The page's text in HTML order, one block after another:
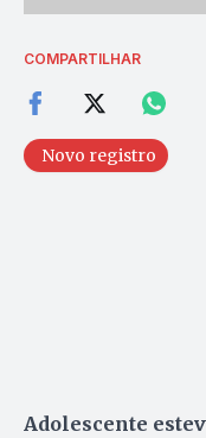
COMPARTILHAR
Novo registro
Adolescente